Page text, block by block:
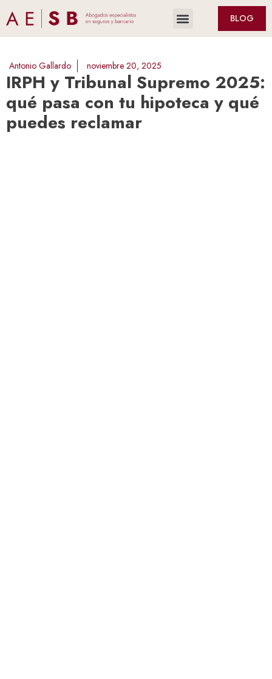
BLOG
Antonio Gallardo noviembre 20, 2025
IRPH y Tribunal Supremo 2025:
qué pasa con tu hipoteca y qué
puedes reclamar